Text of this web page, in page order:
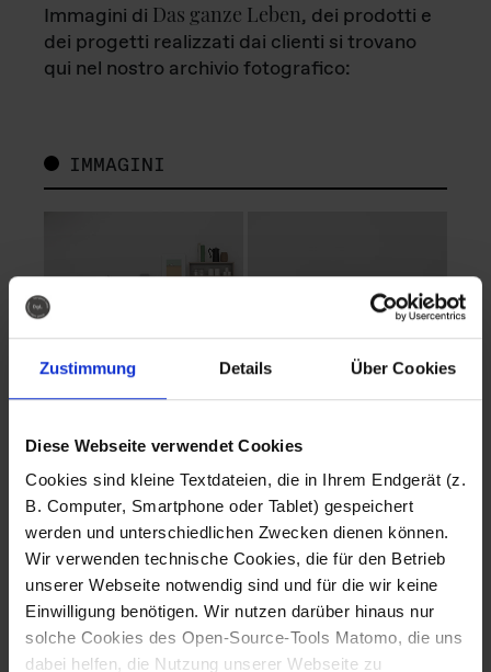
Zustimmung Details Über Cookies
Diese Webseite verwendet Cookies
Cookies sind kleine Textdateien, die in Ihrem Endgerät (z.
B. Computer, Smartphone oder Tablet) gespeichert
werden und unterschiedlichen Zwecken dienen können.
Wir verwenden technische Cookies, die für den Betrieb
unserer Webseite notwendig sind und für die wir keine
Einwilligung benötigen. Wir nutzen darüber hinaus nur
solche Cookies des Open-Source-Tools Matomo, die uns
dabei helfen, die Nutzung unserer Webseite zu
Immagini di Das ganze Leben, dei prodotti e
dei progetti realizzati dai clienti si trovano
qui nel nostro archivio fotografico:
IMMAGINI
Fotografo: Lorenz
Sternbach
Download
Fotografo: Lorenz
Sternbach
Download